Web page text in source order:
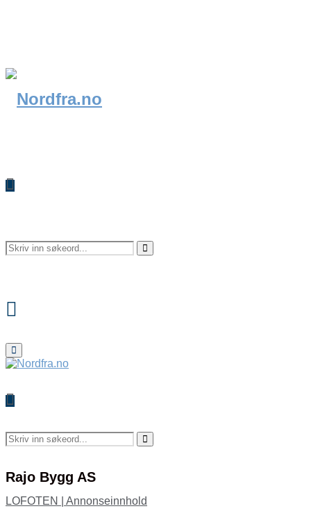
Search
Search
Primary
Menu
Search
for:
Search
Rajo Bygg AS
LOFOTEN | Annonseinnhold